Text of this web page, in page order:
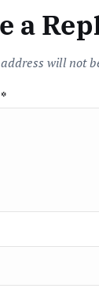
a
will not
*